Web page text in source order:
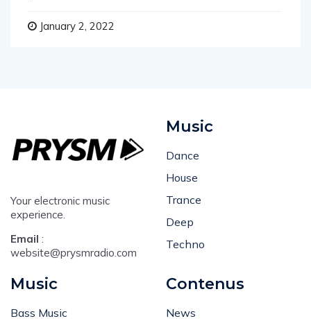
January 2, 2022
Your electronic music
experience.
Email :
website@prysmradio.com
Music
Dance
House
Trance
Deep
Techno
Music
Bass Music
Contenus
News